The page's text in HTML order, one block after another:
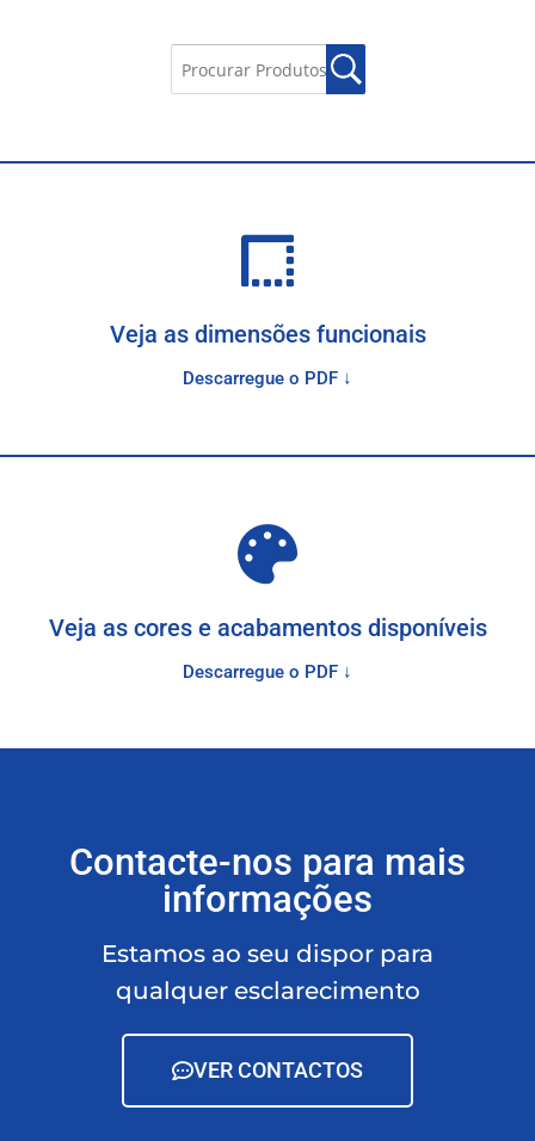
Veja as dimensões funcionais
Descarregue o PDF ↓
Veja as cores e acabamentos disponíveis
Descarregue o PDF ↓
Contacte-nos para mais
informações
Estamos ao seu dispor para
qualquer esclarecimento
VER CONTACTOS